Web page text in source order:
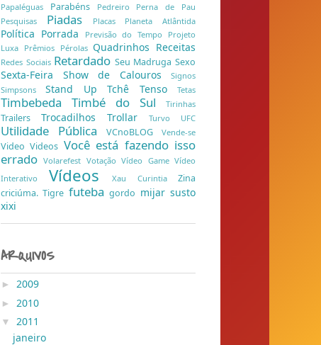
Papaléguas Parabéns Pedreiro Perna de Pau
Pesquisas Piadas Placas Planeta Atlântida
Política Porrada Previsão do Tempo Projeto
Luxa Prêmios Pérolas Quadrinhos Receitas
Redes Sociais Retardado Seu MadrugaSexo
Sexta-Feira Show de Calouros
Signos
SimpsonsStand UpTchê TensoTetas
Timbebeda Timbé do Sul Tirinhas
Trailers Trocadilhos Trollar Turvo UFC
Utilidade Pública VCnoBLOG Vende-se
VideoVideos Você está fazendo isso
erradoVolarefest VotaçãoVídeo GameVídeo
Interativo Vídeos Xau Curintia Zina
criciúma. Tigre futebagordo mijarsusto
xixi
ARQUIVOS
► 2009
► 2010
▼ 2011
janeiro